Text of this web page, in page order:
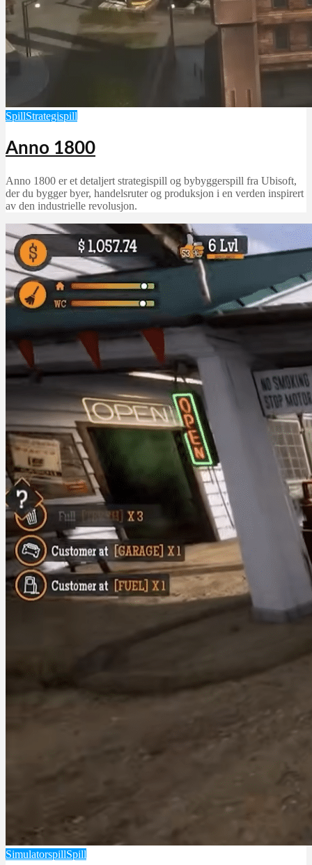
SpillStrategispill
Anno 1800
Anno 1800 er et detaljert strategispill og bybyggerspill fra Ubisoft,
der du bygger byer, handelsruter og produksjon i en verden inspirert
av den industrielle revolusjon.
SimulatorspillSpill